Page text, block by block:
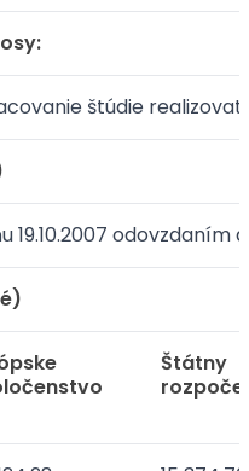
štúdie
19.10.2007
Štátny